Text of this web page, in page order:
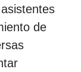
de